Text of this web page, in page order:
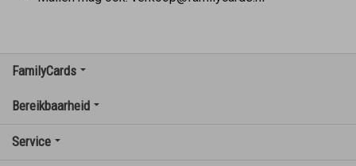
FamilyCards
Bereikbaarheid
Service